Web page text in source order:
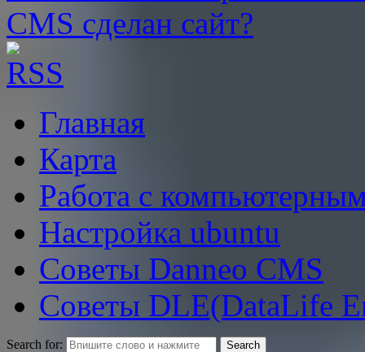
CMS сделан сайт?
Главная
Карта
Работа с
Настройка ubuntu
Советы Danneo CMS
Советы DLE(DataLife
Search for: